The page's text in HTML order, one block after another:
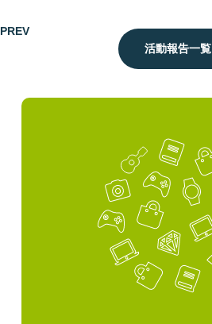
PREV
活動報告一覧